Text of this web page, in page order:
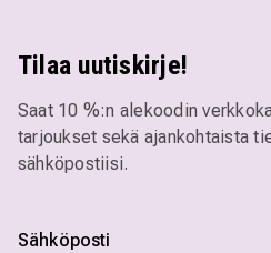
Tilaa uutiskirje!
Saat 10 %:n alekoodin
tarjoukset sekä ajankohtaista
sähköpostiisi.
Sähköposti